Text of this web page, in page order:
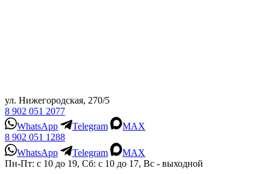
ул. Нижегородская, 270/5
8 902 051 2077
WhatsApp
Telegram
MAX
8 902 051 1288
WhatsApp
Telegram
MAX
Пн-Пт: с 10 до 19, Сб: с 10 до 17, Вс - выходной